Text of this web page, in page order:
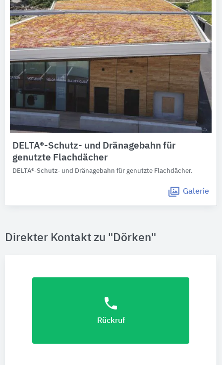
DELTA®-Schutz- und Dränagebahn für
genutzte Flachdächer
DELTA®-Schutz- und Dränagebahn für genutzte Flachdächer.
Galerie
Direkter Kontakt zu "Dörken"
phone
Rückruf